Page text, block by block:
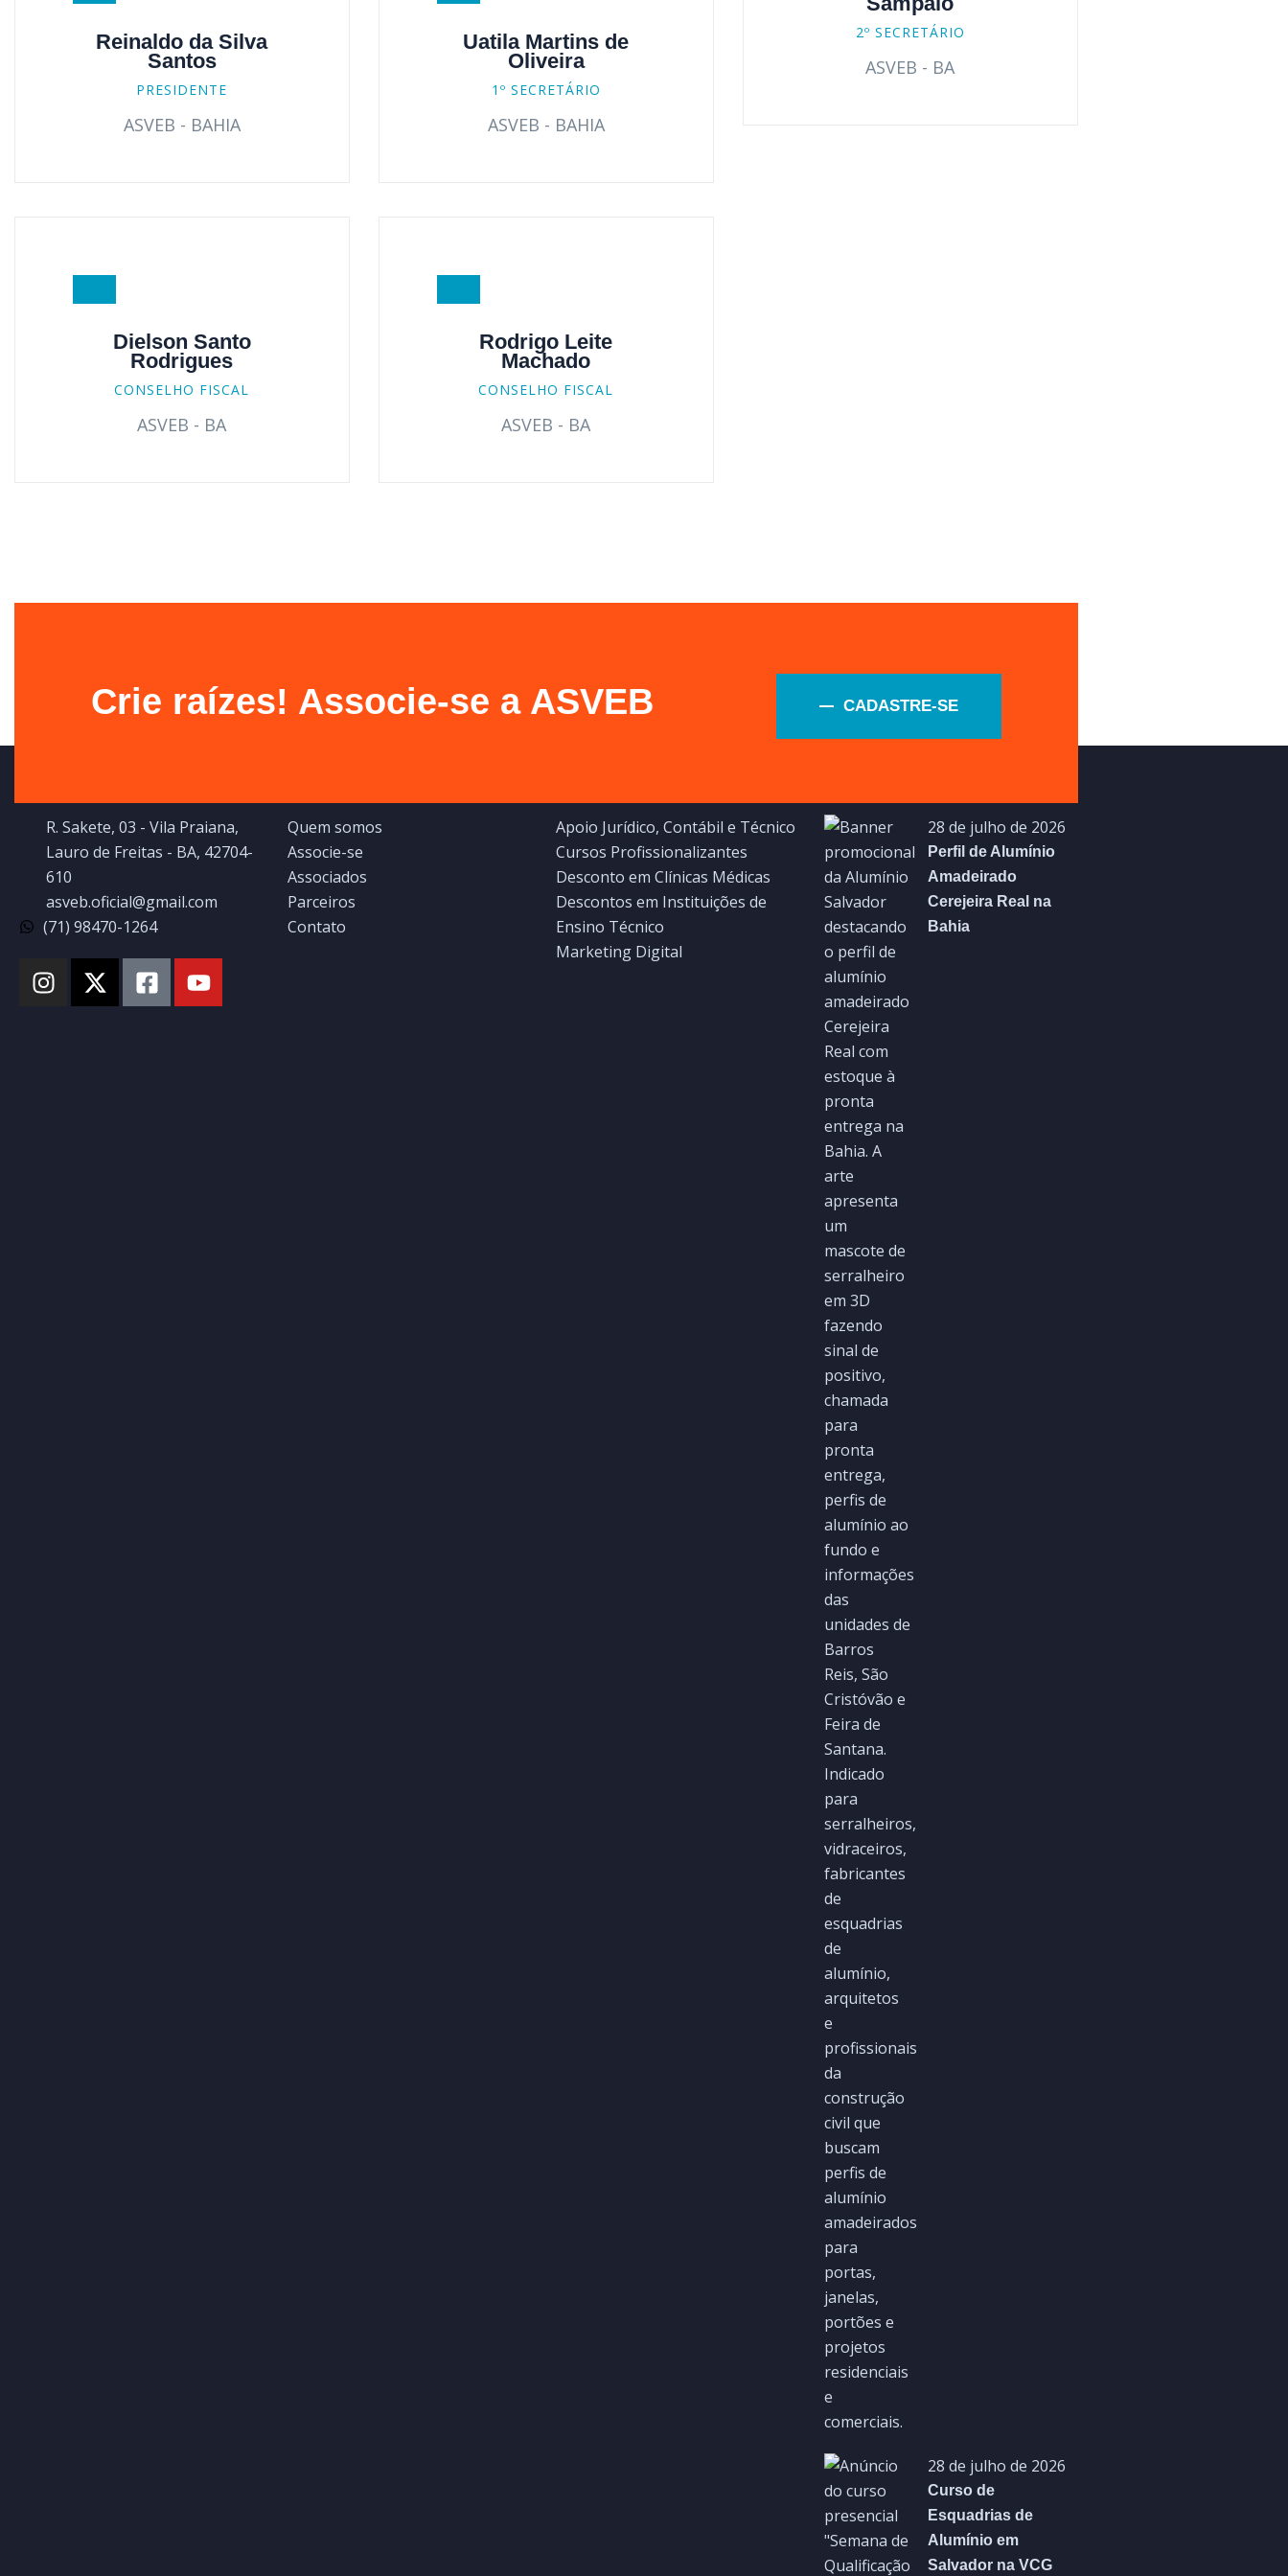
Reinaldo da Silva
Santos
PRESIDENTE
ASVEB - BAHIA
Uatila Martins de
Oliveira
1º SECRETÁRIO
ASVEB - BAHIA
2º SECRETÁRIO
ASVEB - BA
Dielson Santo
Rodrigues
CONSELHO FISCAL
ASVEB - BA
Rodrigo Leite
Machado
CONSELHO FISCAL
ASVEB - BA
Crie raízes! Associe-se a ASVEB CADASTRE-SE
R. Sakete, 03 - Vila Praiana,
Lauro de Freitas - BA, 42704-
610
asveb.oficial@gmail.com
(71) 98470-1264
Quem somos
Associe-se
Associados
Parceiros
Contato
Apoio Jurídico, Contábil e Técnico
Cursos Profissionalizantes
Desconto em Clínicas Médicas
Descontos em Instituições de
Ensino Técnico
Marketing Digital
28 de julho de 2026
Perfil de Alumínio
Amadeirado
Cerejeira Real na
Bahia
28 de julho de 2026
Curso de
Esquadrias de
Alumínio em
Salvador na VCG